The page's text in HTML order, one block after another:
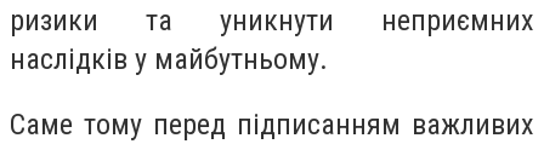
ризики та уникнути неприємних
наслідків у майбутньому.
Саме тому перед підписанням важливих